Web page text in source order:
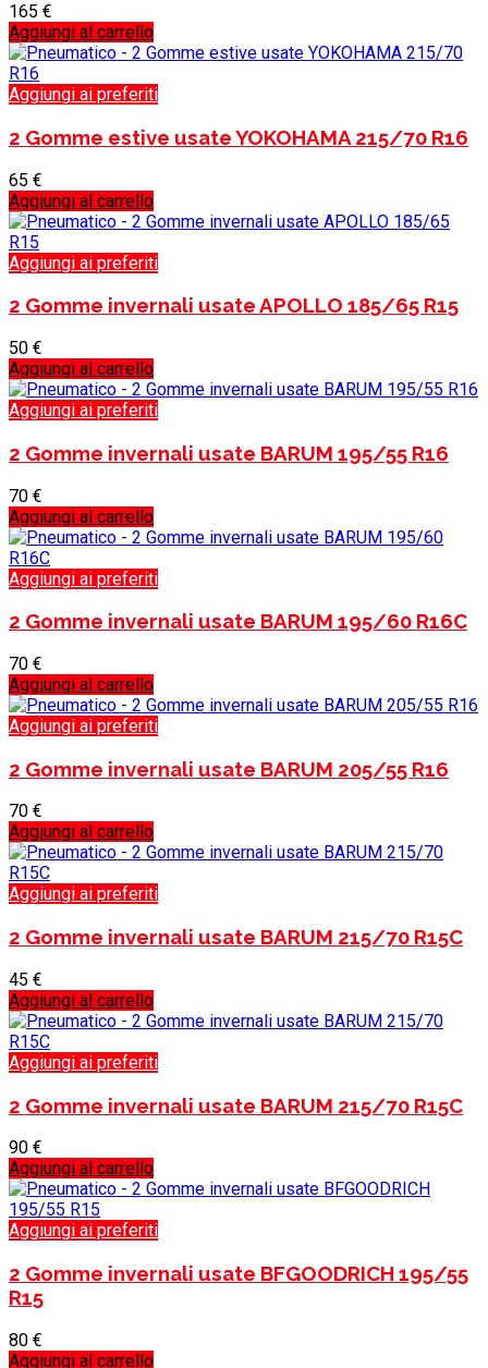
165 €
Aggiungi al carrello
Aggiungi ai preferiti
2 Gomme estive usate YOKOHAMA 215/70 R16
65 €
Aggiungi al carrello
Aggiungi ai preferiti
2 Gomme invernali usate APOLLO 185/65 R15
50 €
Aggiungi al carrello
Aggiungi ai preferiti
2 Gomme invernali usate BARUM 195/55 R16
70 €
Aggiungi al carrello
Aggiungi ai preferiti
2 Gomme invernali usate BARUM 195/60 R16C
70 €
Aggiungi al carrello
Aggiungi ai preferiti
2 Gomme invernali usate BARUM 205/55 R16
70 €
Aggiungi al carrello
Aggiungi ai preferiti
2 Gomme invernali usate BARUM 215/70 R15C
45 €
Aggiungi al carrello
Aggiungi ai preferiti
2 Gomme invernali usate BARUM 215/70 R15C
90 €
Aggiungi al carrello
Aggiungi ai preferiti
2 Gomme invernali usate BFGOODRICH 195/55
R15
80 €
Aggiungi al carrello